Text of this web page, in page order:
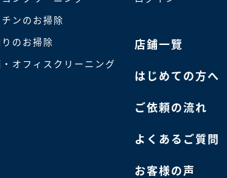
ンのお掃除
のお掃除
オフィスクリーニング
店鋪一覽
はじめての方へ
ご依頼の流れ
よくあるご質問
お客様の声